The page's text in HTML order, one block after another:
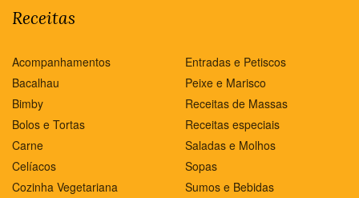
Receitas
Acompanhamentos
Bacalhau
Bimby
Bolos e Tortas
Carne
Celíacos
Cozinha Vegetariana
Entradas e Petiscos
Peixe e Marisco
Receitas de Massas
Receitas especiais
Saladas e Molhos
Sopas
Sumos e Bebidas